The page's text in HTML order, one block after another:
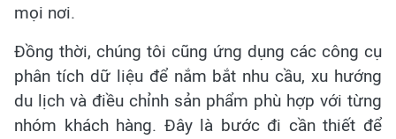
mọi nơi.
Đồng thời, chúng tôi cũng ứng dụng các công cụ
phân tích dữ liệu để nắm bắt nhu cầu, xu hướng
du lịch và điều chỉnh sản phẩm phù hợp với từng
nhóm khách hàng. Đây là bước đi cần thiết để